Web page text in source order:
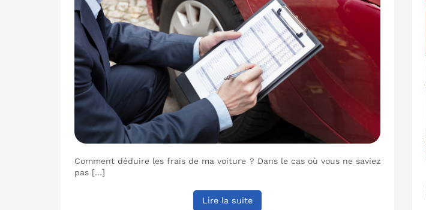
Comment déduire les frais de ma voiture ? Dans le cas où vous ne saviez
pas […]
Lire la suite